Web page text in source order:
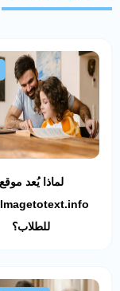
لماذا يُعد موقع
للطلاب؟